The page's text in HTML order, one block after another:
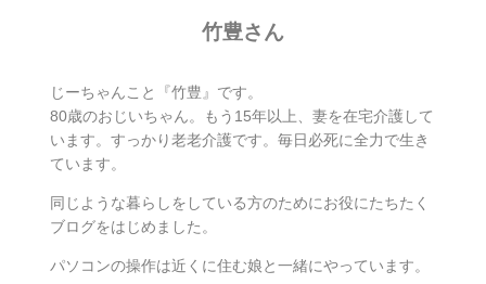
竹豊さん
じーちゃんこと『竹豊』です。
80歳のおじいちゃん。もう15年以上、妻を在宅介護して
います。すっかり老老介護です。毎日必死に全力で生き
ています。
同じような暮らしをしている方のためにお役にたちたく
ブログをはじめました。
パソコンの操作は近くに住む娘と一緒にやっています。